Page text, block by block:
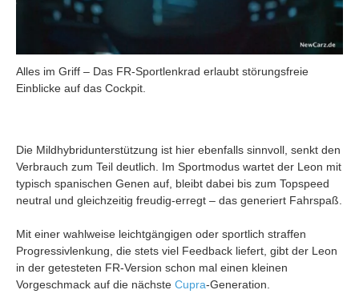
Alles im Griff – Das FR-Sportlenkrad erlaubt störungsfreie
Einblicke auf das Cockpit.
Die Mildhybridunterstützung ist hier ebenfalls sinnvoll, senkt den
Verbrauch zum Teil deutlich. Im Sportmodus wartet der Leon mit
typisch spanischen Genen auf, bleibt dabei bis zum Topspeed
neutral und gleichzeitig freudig-erregt – das generiert Fahrspaß.
Mit einer wahlweise leichtgängigen oder sportlich straffen
Progressivlenkung, die stets viel Feedback liefert, gibt der Leon
in der getesteten FR-Version schon mal einen kleinen
Vorgeschmack auf die nächste Cupra-Generation.